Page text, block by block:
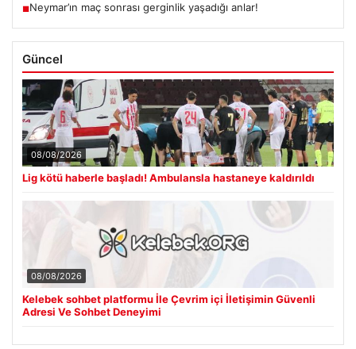
■Neymar’ın maç sonrası gerginlik yaşadığı anlar!
Güncel
08/08/2026
Lig kötü haberle başladı! Ambulansla hastaneye kaldırıldı
08/08/2026
Kelebek sohbet platformu İle Çevrim içi İletişimin Güvenli
Adresi Ve Sohbet Deneyimi